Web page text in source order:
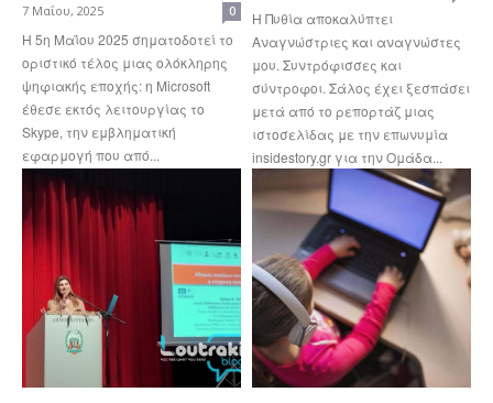
7 Μαΐου, 2025 0
Η 5η Μαΐου 2025 σηματοδοτεί το
οριστικό τέλος μιας ολόκληρης
ψηφιακής εποχής: η Microsoft
έθεσε εκτός λειτουργίας το
Skype, την εμβληματική
εφαρμογή που από...
Η Πυθία αποκαλύπτει
Αναγνώστριες και αναγνώστες
μου. Συντρόφισσες και
σύντροφοι. Σάλος έχει ξεσπάσει
μετά από το ρεπορτάζ μιας
ιστοσελίδας με την επωνυμία
insidestory.gr για την Ομάδα...